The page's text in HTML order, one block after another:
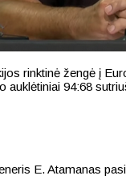
rinktinė žengė į
auklėtiniai 94:68
E. Atamanas